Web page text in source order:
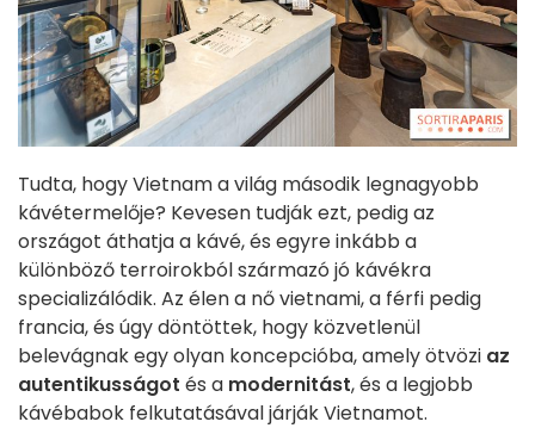
Tudta, hogy Vietnam a világ második legnagyobb
kávétermelője? Kevesen tudják ezt, pedig az
országot áthatja a kávé, és egyre inkább a
különböző terroirokból származó jó kávékra
specializálódik. Az élen a nő vietnami, a férfi pedig
francia, és úgy döntöttek, hogy közvetlenül
belevágnak egy olyan koncepcióba, amely ötvözi az
autentikusságot és a modernitást, és a legjobb
kávébabok felkutatásával járják Vietnamot.